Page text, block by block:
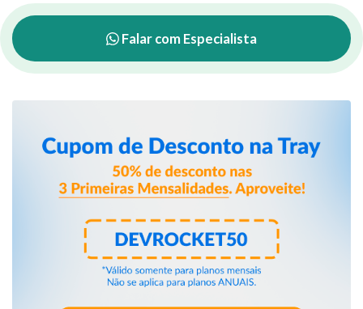
Falar com Especialista